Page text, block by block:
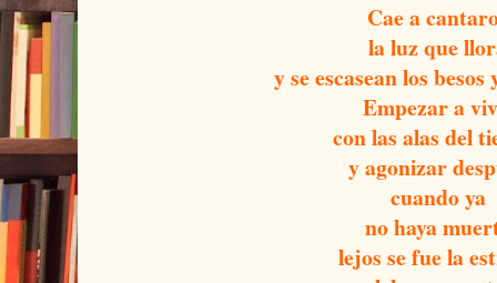
Cae a
la luz que
y se escasean los besos
Empezar a
con las alas del
y agonizar
cuando ya
no haya
lejos se fue la